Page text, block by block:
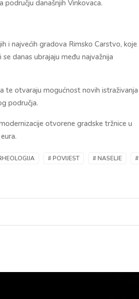
području današnjih Vinkovaca.
i najvećih gradova Rimsko Carstvo, koje
danas ubrajaju među najvažnija
te otvaraju mogućnost novih istraživanja
područja.
otvorene gradske tržnice u
# POVIJEST # NASELJE
#